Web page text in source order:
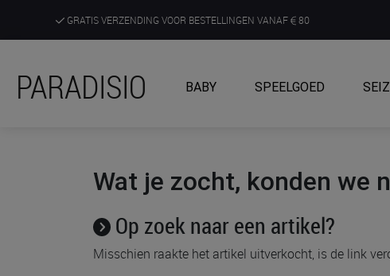
GRATIS VERZENDING VOOR BESTELLINGEN VANAF 80
ONTDEK, BELEEF EN KRIJG ADVIES IN ONZE WINKELS
PARADISIO BABY SPEELGOED
Wat je zocht, konden we
Op zoek naar een artikel?
Misschien raakte het artikel uitverkocht, is de link